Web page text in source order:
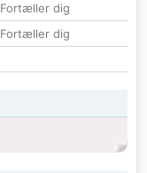
Fortæller dig
Fortæller dig